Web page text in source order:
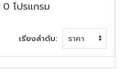
0 โปรแกรม
เรียงลำดับ: